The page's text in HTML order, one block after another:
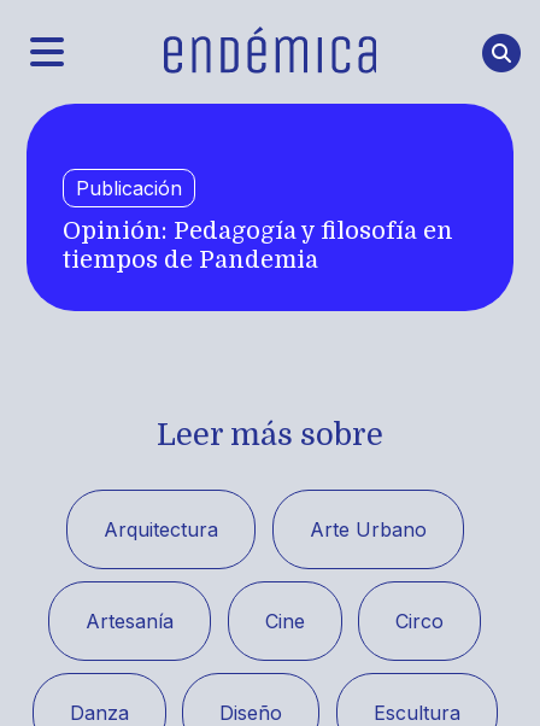
Publicación
Opinión: Pedagogía y filosofía en
tiempos de Pandemia
Leer más sobre
Arquitectura Arte Urbano
Artesanía Cine Circo
Danza Diseño Escultura